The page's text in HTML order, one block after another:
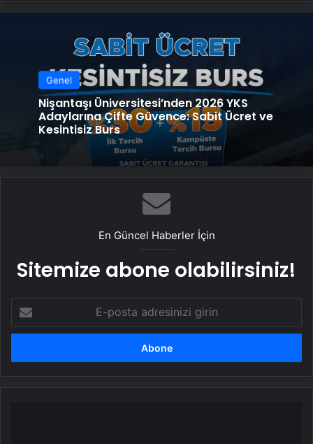
Genel
Nişantaşı Üniversitesi’nden 2026 YKS
Adaylarına Çifte Güvence: Sabit Ücret ve
Kesintisiz Burs
En Güncel Haberler İçin
Sitemize abone olabilirsiniz!
posta
adresinizi